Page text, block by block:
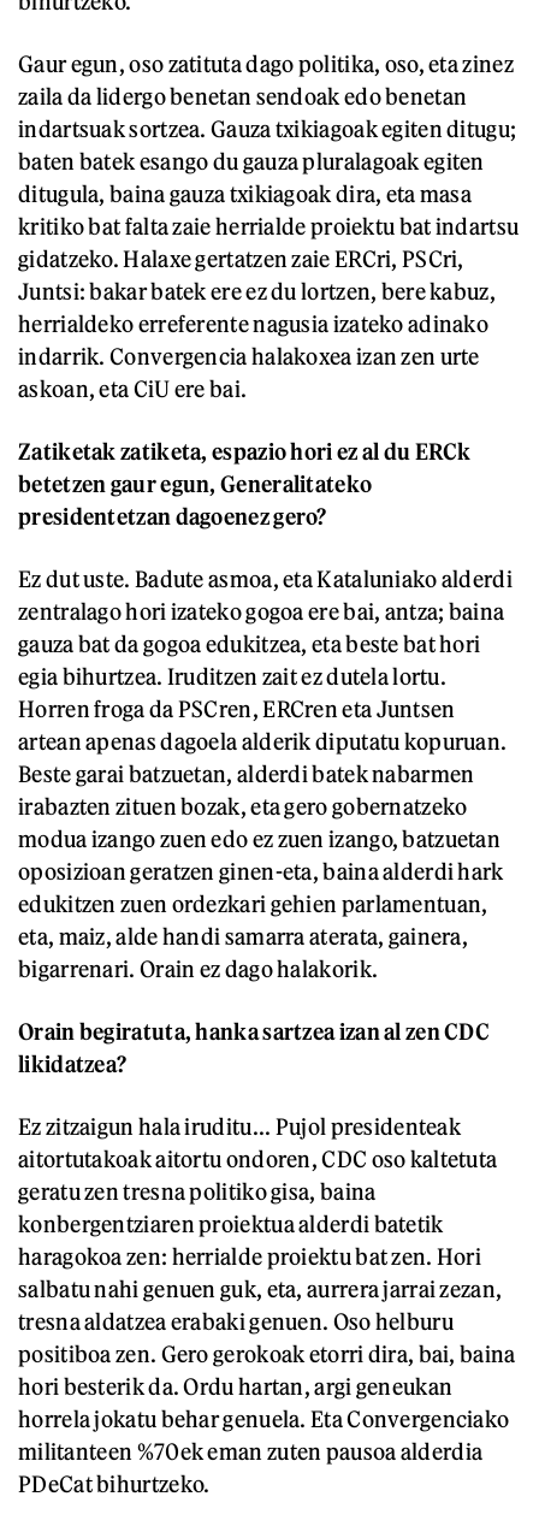
Gaur egun, oso zatituta dago politika, oso, eta zinez
zaila da lidergo benetan sendoak edo benetan
indartsuak sortzea. Gauza txikiagoak egiten ditugu;
baten batek esango du gauza pluralagoak egiten
ditugula, baina gauza txikiagoak dira, eta masa
kritiko bat falta zaie herrialde proiektu bat indartsu
gidatzeko. Halaxe gertatzen zaie ERCri, PSCri,
Juntsi: bakar batek ere ez du lortzen, bere kabuz,
herrialdeko erreferente nagusia izateko adinako
indarrik. Convergencia halakoxea izan zen urte
askoan, eta CiU ere bai.
Zatiketak zatiketa, espazio hori ez al du ERCk
betetzen gaur egun, Generalitateko
presidentetzan dagoenez gero?
Ez dut uste. Badute asmoa, eta Kataluniako alderdi
zentralago hori izateko gogoa ere bai, antza; baina
gauza bat da gogoa edukitzea, eta beste bat hori
egia bihurtzea. Iruditzen zait ez dutela lortu.
Horren froga da PSCren, ERCren eta Juntsen
artean apenas dagoela alderik diputatu kopuruan.
Beste garai batzuetan, alderdi batek nabarmen
irabazten zituen bozak, eta gero gobernatzeko
modua izango zuen edo ez zuen izango, batzuetan
oposizioan geratzen ginen-eta, baina alderdi hark
edukitzen zuen ordezkari gehien parlamentuan,
eta, maiz, alde handi samarra aterata, gainera,
bigarrenari. Orain ez dago halakorik.
Orain begiratuta, hanka sartzea izan al zen CDC
likidatzea?
Ez zitzaigun hala iruditu... Pujol presidenteak
aitortutakoak aitortu ondoren, CDC oso kaltetuta
geratu zen tresna politiko gisa, baina
konbergentziaren proiektua alderdi batetik
haragokoa zen: herrialde proiektu bat zen. Hori
salbatu nahi genuen guk, eta, aurrera jarrai zezan,
tresna aldatzea erabaki genuen. Oso helburu
positiboa zen. Gero gerokoak etorri dira, bai, baina
hori besterik da. Ordu hartan, argi geneukan
horrela jokatu behar genuela. Eta Convergenciako
militanteen %70ek eman zuten pausoa alderdia
PDeCat bihurtzeko.